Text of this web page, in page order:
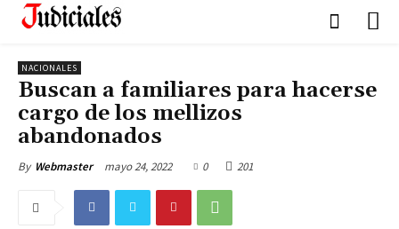
NACIONALES
Buscan a familiares para hacerse
cargo de los mellizos
abandonados
By Webmaster mayo 24, 2022 0 201